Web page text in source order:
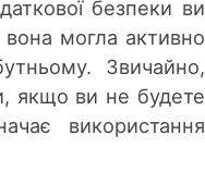
безпеки ви
могла активно
Звичайно,
якщо ви не будете
використання